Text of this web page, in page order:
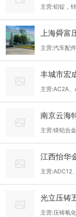
主营:铝锭，
上海舜富
主营:汽车配
丰城市宏
主营:AC2A
C14、
南京云海
主营:镁铝合
江西怡华
主营:ADC12
光立压铸
主营:压铸氧